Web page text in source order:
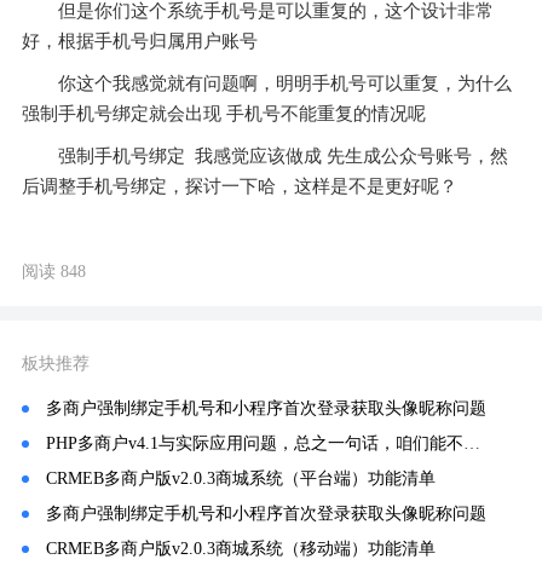
但是你们这个系统手机号是可以重复的，这个设计非常
好，根据手机号归属用户账号
你这个我感觉就有问题啊，明明手机号可以重复，为什么
强制手机号绑定就会出现 手机号不能重复的情况呢
强制手机号绑定  我感觉应该做成 先生成公众号账号，然
后调整手机号绑定，探讨一下哈，这样是不是更好呢？
阅读 848
板块推荐
多商户强制绑定手机号和小程序首次登录获取头像昵称问题
PHP多商户v4.1与实际应用问题，总之一句话，咱们能不能先优化好显有功能再去更新新的功能？
CRMEB多商户版v2.0.3商城系统（平台端）功能清单
多商户强制绑定手机号和小程序首次登录获取头像昵称问题
CRMEB多商户版v2.0.3商城系统（移动端）功能清单